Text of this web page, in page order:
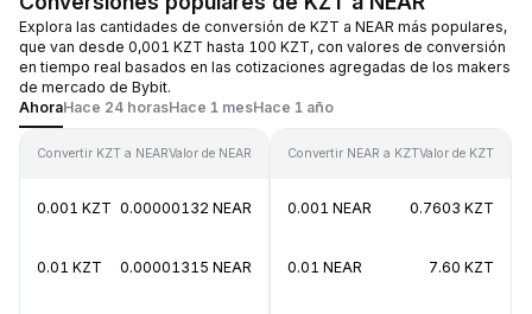
Explora las cantidades de conversión de KZT a NEAR más populares,
que van desde 0,001 KZT hasta 100 KZT, con valores de conversión
en tiempo real basados en las cotizaciones agregadas de los makers
de mercado de Bybit.
AhoraHace 24 horasHace 1 mesHace 1 año
Convertir KZT a NEARValor de NEAR
0.001 KZT 0.00000132 NEAR
0.01 KZT 0.00001315 NEAR
Convertir NEAR a KZTValor de KZT
0.001 NEAR 0.7603 KZT
0.01 NEAR 7.60 KZT